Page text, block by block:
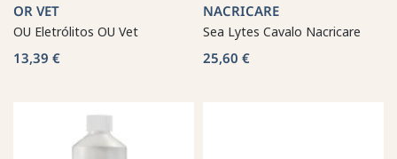
OR VET
OU Eletrólitos OU Vet
13,39 €
NACRICARE
Sea Lytes Cavalo Nacricare
25,60 €